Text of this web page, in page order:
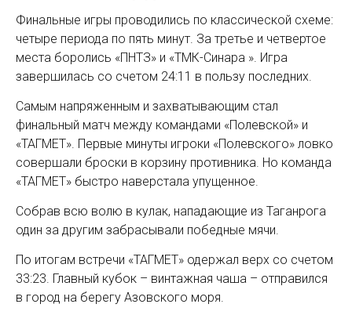
Финальные игры проводились по классической схеме:
четыре периода по пять минут. За третье и четвертое
места боролись «ПНТЗ» и «ТМК-Синара ». Игра
завершилась со счетом 24:11 в пользу последних.
Самым напряженным и захватывающим стал
финальный матч между командами «Полевской» и
«ТАГМЕТ». Первые минуты игроки «Полевского» ловко
совершали броски в корзину противника. Но команда
«ТАГМЕТ» быстро наверстала упущенное.
Собрав всю волю в кулак, нападающие из Таганрога
один за другим забрасывали победные мячи.
По итогам встречи «ТАГМЕТ» одержал верх со счетом
33:23. Главный кубок – винтажная чаша – отправился
в город на берегу Азовского моря.